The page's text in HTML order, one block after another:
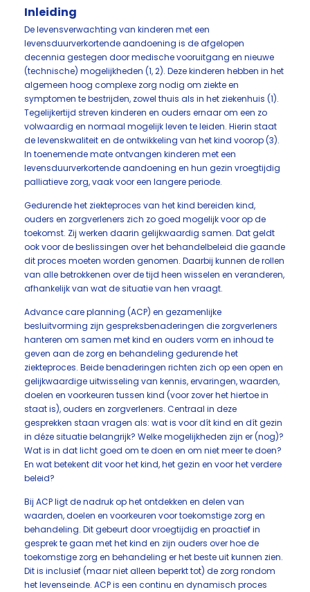
Inleiding
De levensverwachting van kinderen met een
levensduurverkortende aandoening is de afgelopen
decennia gestegen door medische vooruitgang en nieuwe
(technische) mogelijkheden (1, 2). Deze kinderen hebben in het
algemeen hoog complexe zorg nodig om ziekte en
symptomen te bestrijden, zowel thuis als in het ziekenhuis (1).
Tegelijkertijd streven kinderen en ouders ernaar om een zo
volwaardig en normaal mogelijk leven te leiden. Hierin staat
de levenskwaliteit en de ontwikkeling van het kind voorop (3).
In toenemende mate ontvangen kinderen met een
levensduurverkortende aandoening en hun gezin vroegtijdig
palliatieve zorg, vaak voor een langere periode.
Gedurende het ziekteproces van het kind bereiden kind,
ouders en zorgverleners zich zo goed mogelijk voor op de
toekomst. Zij werken daarin gelijkwaardig samen. Dat geldt
ook voor de beslissingen over het behandelbeleid die gaande
dit proces moeten worden genomen. Daarbij kunnen de rollen
van alle betrokkenen over de tijd heen wisselen en veranderen,
afhankelijk van wat de situatie van hen vraagt.
Advance care planning (ACP) en gezamenlijke
besluitvorming zijn gespreksbenaderingen die zorgverleners
hanteren om samen met kind en ouders vorm en inhoud te
geven aan de zorg en behandeling gedurende het
ziekteproces. Beide benaderingen richten zich op een open en
gelijkwaardige uitwisseling van kennis, ervaringen, waarden,
doelen en voorkeuren tussen kind (voor zover het hiertoe in
staat is), ouders en zorgverleners. Centraal in deze
gesprekken staan vragen als: wat is voor dít kind en dít gezin
in déze situatie belangrijk? Welke mogelijkheden zijn er (nog)?
Wat is in dat licht goed om te doen en om niet meer te doen?
En wat betekent dit voor het kind, het gezin en voor het verdere
beleid?
Bij ACP ligt de nadruk op het ontdekken en delen van
waarden, doelen en voorkeuren voor toekomstige zorg en
behandeling. Dit gebeurt door vroegtijdig en proactief in
gesprek te gaan met het kind en zijn ouders over hoe de
toekomstige zorg en behandeling er het beste uit kunnen zien.
Dit is inclusief (maar niet alleen beperkt tot) de zorg rondom
het levenseinde. ACP is een continu en dynamisch proces